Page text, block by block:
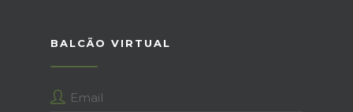
BALCÃO VIRTUAL